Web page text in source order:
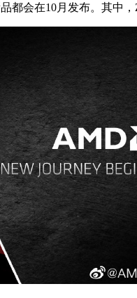
在10月发布。其中，